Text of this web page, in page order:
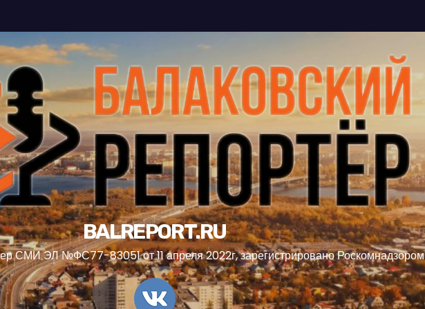
BALREPORT.RU
СМИ ЭЛ №ФС77-83051 от 11 апреля 2022г, зарегистрировано Роскомнадзором